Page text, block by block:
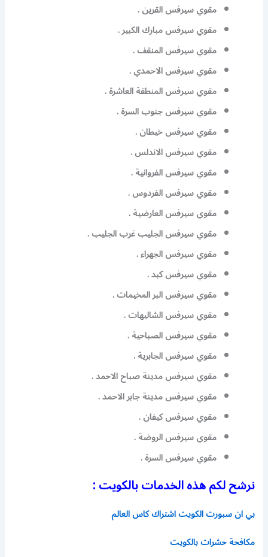
مقوي سيرفس القرين .
مقوي سيرفس مبارك الكبير .
مقوي سيرفس المنقف .
مقوي سيرفس الاحمدي .
مقوي سيرفس المنطقة العاشرة .
مقوي سيرفس جنوب السرة .
مقوي سيرفس خيطان .
مقوي سيرفس الاندلس .
مقوي سيرفس الفروانية .
مقوي سيرفس الفردوس .
مقوي سيرفس العارضية .
مقوي سيرفس الجليب غرب الجليب .
مقوي سيرفس الجهراء .
مقوي سيرفس كبد .
مقوي سيرفس البر المخيمات .
مقوي سيرفس الشاليهات .
مقوي سيرفس الصباحية .
مقوي سيرفس الجابرية .
مقوي سيرفس مدينة صباح الاحمد .
مقوي سيرفس مدينة جابر الاحمد .
مقوي سيرفس كيفان .
مقوي سيرفس الروضة .
مقوي سيرفس السرة .
نرشح لكم هذه الخدمات بالكويت :
بي ان سبورت الكويت اشتراك كاس العالم
مكافحة حشرات بالكويت